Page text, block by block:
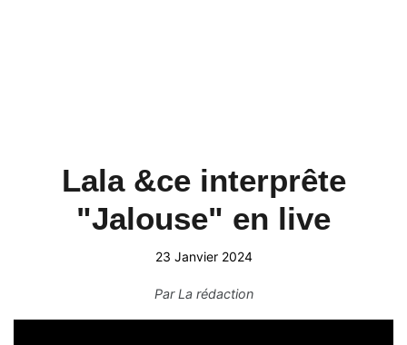
Lala &ce interprête
"Jalouse" en live
23 Janvier 2024
ParLa rédaction